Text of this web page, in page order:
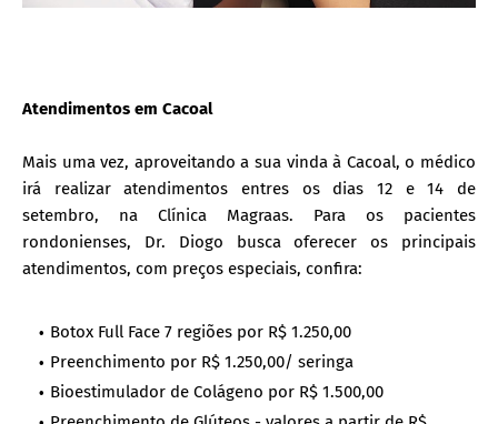
Atendimentos em Cacoal
Mais uma vez, aproveitando a sua vinda à Cacoal, o médico
irá realizar atendimentos entres os dias 12 e 14 de
setembro, na Clínica Magraas. Para os pacientes
rondonienses, Dr. Diogo busca oferecer os principais
atendimentos, com preços especiais, confira:
Botox Full Face 7 regiões por R$ 1.250,00
Preenchimento por R$ 1.250,00/ seringa
Bioestimulador de Colágeno por R$ 1.500,00